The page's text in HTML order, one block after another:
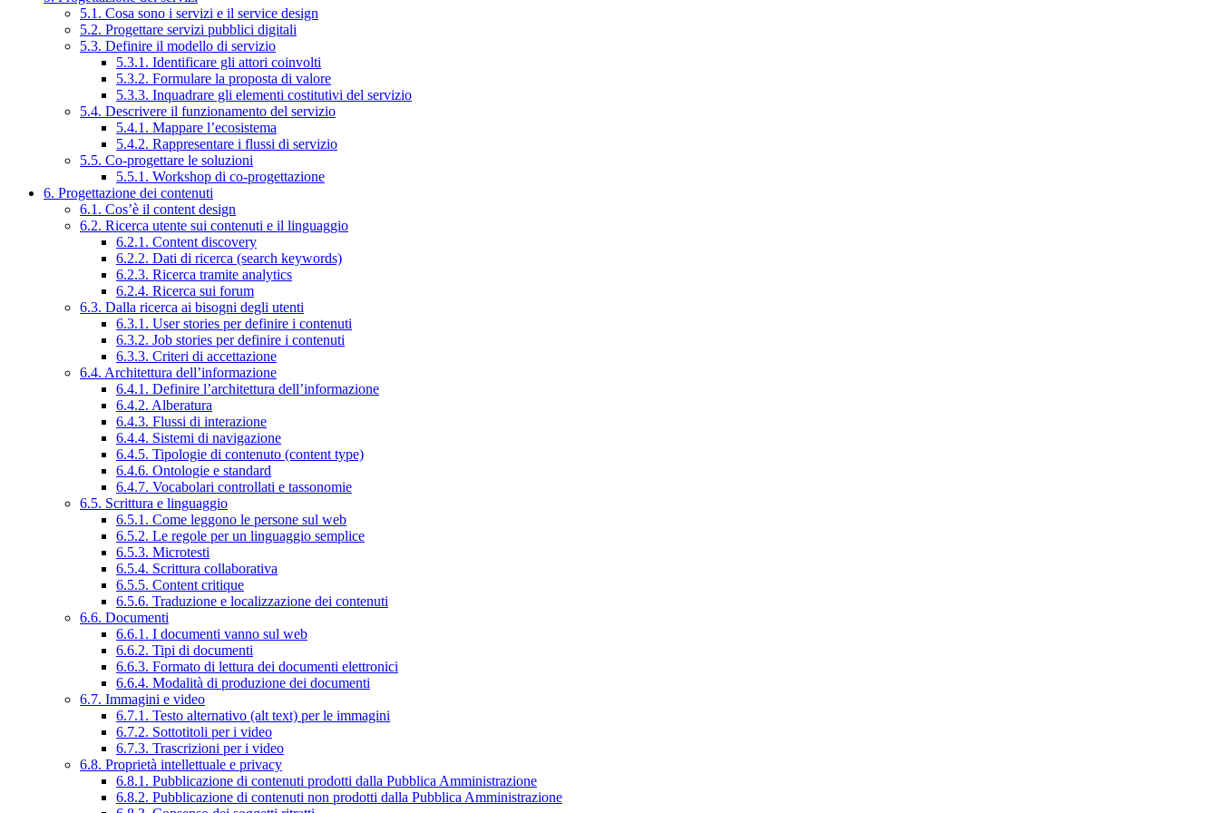
5.1. Cosa sono i servizi e il service design
5.2. Progettare servizi pubblici digitali
5.3. Definire il modello di servizio
5.3.1. Identificare gli attori coinvolti
5.3.2. Formulare la proposta di valore
5.3.3. Inquadrare gli elementi costitutivi del servizio
5.4. Descrivere il funzionamento del servizio
5.4.1. Mappare l’ecosistema
5.4.2. Rappresentare i flussi di servizio
5.5. Co-progettare le soluzioni
5.5.1. Workshop di co-progettazione
6. Progettazione dei contenuti
6.1. Cos’è il content design
6.2. Ricerca utente sui contenuti e il linguaggio
6.2.1. Content discovery
6.2.2. Dati di ricerca (search keywords)
6.2.3. Ricerca tramite analytics
6.2.4. Ricerca sui forum
6.3. Dalla ricerca ai bisogni degli utenti
6.3.1. User stories per definire i contenuti
6.3.2. Job stories per definire i contenuti
6.3.3. Criteri di accettazione
6.4. Architettura dell’informazione
6.4.1. Definire l’architettura dell’informazione
6.4.2. Alberatura
6.4.3. Flussi di interazione
6.4.4. Sistemi di navigazione
6.4.5. Tipologie di contenuto (content type)
6.4.6. Ontologie e standard
6.4.7. Vocabolari controllati e tassonomie
6.5. Scrittura e linguaggio
6.5.1. Come leggono le persone sul web
6.5.2. Le regole per un linguaggio semplice
6.5.3. Microtesti
6.5.4. Scrittura collaborativa
6.5.5. Content critique
6.5.6. Traduzione e localizzazione dei contenuti
6.6. Documenti
6.6.1. I documenti vanno sul web
6.6.2. Tipi di documenti
6.6.3. Formato di lettura dei documenti elettronici
6.6.4. Modalità di produzione dei documenti
6.7. Immagini e video
6.7.1. Testo alternativo (alt text) per le immagini
6.7.2. Sottotitoli per i video
6.7.3. Trascrizioni per i video
6.8. Proprietà intellettuale e privacy
6.8.1. Pubblicazione di contenuti prodotti dalla Pubblica Amministrazione
6.8.2. Pubblicazione di contenuti non prodotti dalla Pubblica Amministrazione